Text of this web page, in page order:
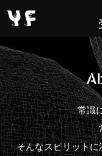
常識
そんなスピリットに